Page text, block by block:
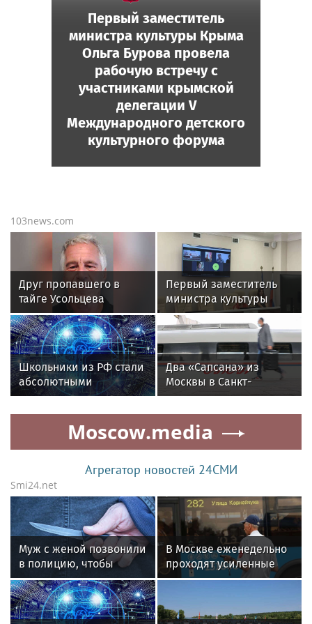
103news.com
Друг пропавшего в
тайге Усольцева
заявил, что тот
сотрудничал с ЦРУ и
Эпштейном
Первый заместитель
министра культуры
Крыма Ольга Бурова
провела рабочую
встречу с участниками
крымской делегации V
Международного
детского культурного
Школьники из РФ стали
абсолютными
чемпионами на
олимпиаде по ИИ в
Два «Сапсана» из
Москвы в Санкт-
Петербург
задерживаются по
техпричинам
Moscow.media
Агрегатор новостей 24СМИ
Smi24.net
Муж с женой позвонили
в полицию, чтобы
сообщить о желании
зарезать друг друга
В Москве еженедельно
проходят усиленные
проверки оплаты
Первый заместитель
министра культуры Крыма
Ольга Бурова провела
рабочую встречу с
участниками крымской
делегации V
Международного детского
культурного форума